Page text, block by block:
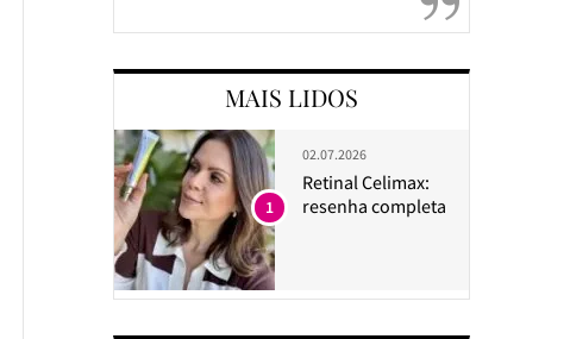
MAIS LIDOS
02.07.2026
Retinal Celimax:
resenha completa
1